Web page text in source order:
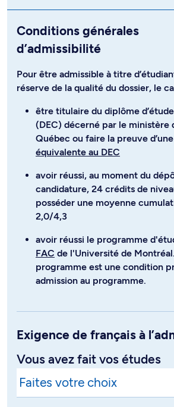
Conditions générales
d’admissibilité
Pour être admissible à titre
réserve de la qualité du dossier, le
être titulaire du diplôme
(DEC) décerné par le ministère
Québec ou faire la preuve d’une
équivalente au DEC
avoir réussi, au moment du
candidature, 24 crédits de
posséder une moyenne
2,0/4,3
avoir réussi le programme
FAC de l'Université de
programme est une condition
admission au programme.
Exigence de français à
Vous avez fait vos études